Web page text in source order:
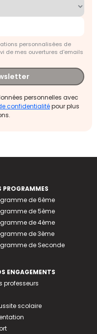
personnalisées de
de mes ouvertures d'emails
personnelles avec
confidentialitépour plus
PROGRAMMES
de 6ème
de 5ème
de 4ème
de 3ème
de Seconde
ENGAGEMENTS
professeurs
scolaire